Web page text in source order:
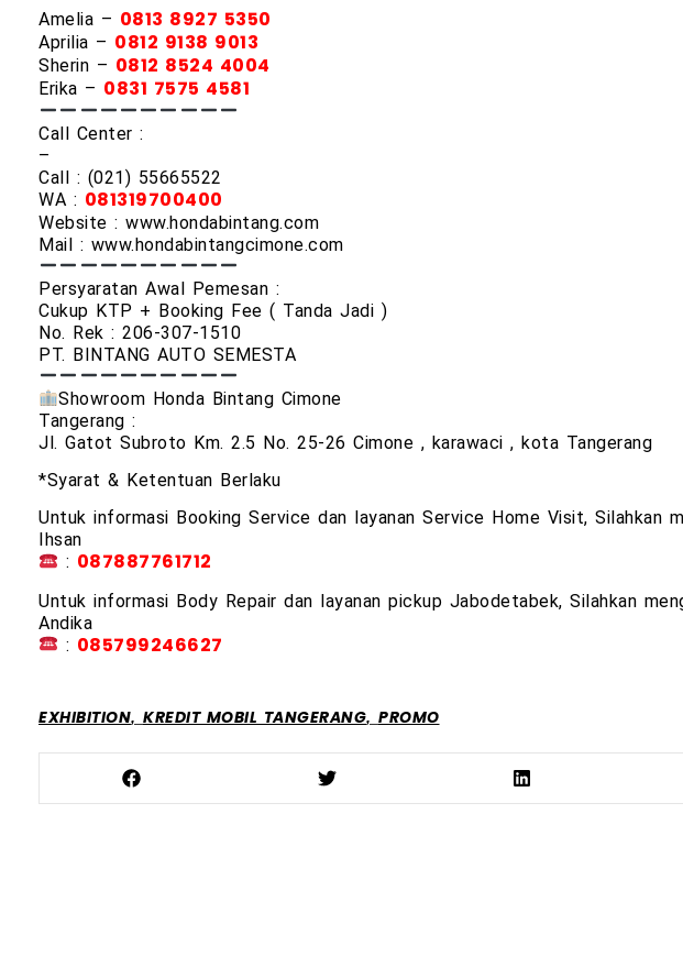
Amelia – 0813 8927 5350
Aprilia – 0812 9138 9013
Sherin – 0812 8524 4004
Erika – 0831 7575 4581
Call Center :
–
Call : (021) 55665522
WA : 081319700400
Website : www.hondabintang.com
Mail : www.hondabintangcimone.com
Persyaratan Awal Pemesan :
Cukup KTP + Booking Fee ( Tanda Jadi )
No. Rek : 206-307-1510
PT. BINTANG AUTO SEMESTA
Showroom Honda Bintang Cimone
Tangerang :
Jl. Gatot Subroto Km. 2.5 No. 25-26 Cimone , karawaci , kota Tangerang
*Syarat & Ketentuan Berlaku
Untuk informasi Booking Service dan layanan Service Home Visit, Silahkan
Ihsan
: 087887761712
Untuk informasi Body Repair dan layanan pickup Jabodetabek, Silahkan
Andika
: 085799246627
EXHIBITION, KREDIT MOBIL TANGERANG, PROMO